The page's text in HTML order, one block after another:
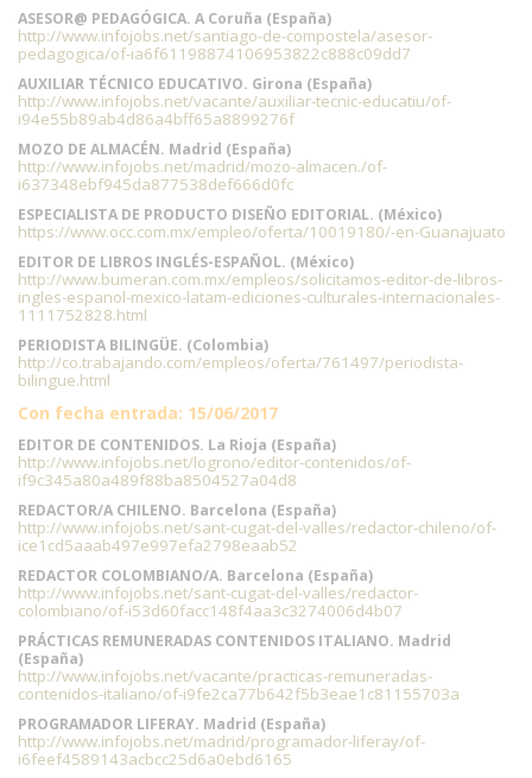
ASESOR@ PEDAGÓGICA. A Coruña (España)
http://www.infojobs.net/santiago-de-compostela/asesor-
pedagogica/of-ia6f61198874106953822c888c09dd7
AUXILIAR TÉCNICO EDUCATIVO. Girona (España)
http://www.infojobs.net/vacante/auxiliar-tecnic-educatiu/of-
i94e55b89ab4d86a4bff65a8899276f
MOZO DE ALMACÉN. Madrid (España)
http://www.infojobs.net/madrid/mozo-almacen./of-
i637348ebf945da877538def666d0fc
ESPECIALISTA DE PRODUCTO DISEÑO EDITORIAL. (México)
https://www.occ.com.mx/empleo/oferta/10019180/-en-Guanajuato
EDITOR DE LIBROS INGLÉS-ESPAÑOL. (México)
http://www.bumeran.com.mx/empleos/solicitamos-editor-de-libros-
ingles-espanol-mexico-latam-ediciones-culturales-internacionales-
1111752828.html
PERIODISTA BILINGÜE. (Colombia)
http://co.trabajando.com/empleos/oferta/761497/periodista-
bilingue.html
Con fecha entrada: 15/06/2017
EDITOR DE CONTENIDOS. La Rioja (España)
http://www.infojobs.net/logrono/editor-contenidos/of-
if9c345a80a489f88ba8504527a04d8
REDACTOR/A CHILENO. Barcelona (España)
http://www.infojobs.net/sant-cugat-del-valles/redactor-chileno/of-
ice1cd5aaab497e997efa2798eaab52
REDACTOR COLOMBIANO/A. Barcelona (España)
http://www.infojobs.net/sant-cugat-del-valles/redactor-
colombiano/of-i53d60facc148f4aa3c3274006d4b07
PRÁCTICAS REMUNERADAS CONTENIDOS ITALIANO. Madrid
(España)
http://www.infojobs.net/vacante/practicas-remuneradas-
contenidos-italiano/of-i9fe2ca77b642f5b3eae1c81155703a
PROGRAMADOR LIFERAY. Madrid (España)
http://www.infojobs.net/madrid/programador-liferay/of-
i6feef4589143acbcc25d6a0ebd6165